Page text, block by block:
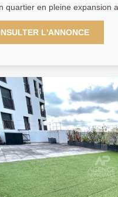
quartier en pleine expansion
se
d'un séjour spacieux et
une cuisine américaine,
ce bien. AGENCE PRINCIPALE:
(collaborateur salarié
L'ANNONCE